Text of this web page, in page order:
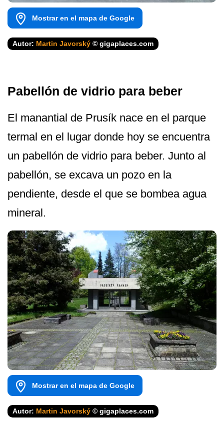
Mostrar en el mapa de Google
Autor: Martin Javorský © gigaplaces.com
Pabellón de vidrio para beber
El manantial de Prusík nace en el parque
termal en el lugar donde hoy se encuentra
un pabellón de vidrio para beber. Junto al
pabellón, se excava un pozo en la
pendiente, desde el que se bombea agua
mineral.
Mostrar en el mapa de Google
Autor: Martin Javorský © gigaplaces.com